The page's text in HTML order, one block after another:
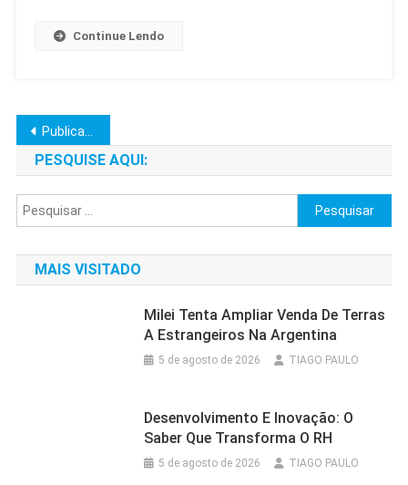
Continue Lendo
Navegação
por
posts
Publicações mais antigas
PESQUISE AQUI:
Pesquisar
por:
MAIS VISITADO
Milei Tenta Ampliar Venda De Terras
A Estrangeiros Na Argentina
5 de agosto de 2026 TIAGO PAULO
Desenvolvimento E Inovação: O
Saber Que Transforma O RH
5 de agosto de 2026 TIAGO PAULO